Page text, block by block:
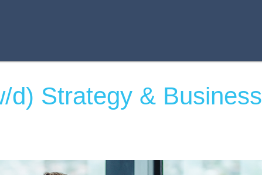
d) Strategy & Business